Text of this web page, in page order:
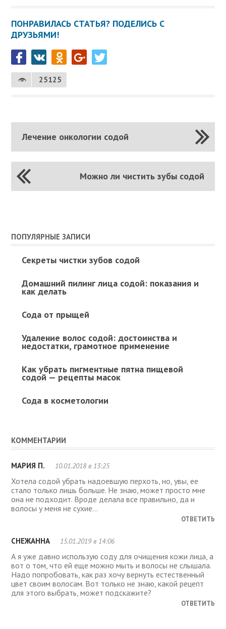
ПОНРАВИЛАСЬ СТАТЬЯ? ПОДЕЛИСЬ С
ДРУЗЬЯМИ!
25125
Лечение онкологии содой
Можно ли чистить зубы содой
ПОПУЛЯРНЫЕ ЗАПИСИ
Секреты чистки зубов содой
Домашний пилинг лица содой: показания и
как делать
Сода от прыщей
Удаление волос содой: достоинства и
недостатки, грамотное применение
Как убрать пигментные пятна пищевой
содой — рецепты масок
Сода в косметологии
КОММЕНТАРИИ
МАРИЯ П. 10.01.2018 в 13:25
Хотела содой убрать надоевшую перхоть, но, увы, ее
стало только лишь больше. Не знаю, может просто мне
она не подходит. Вроде делала все правильно, да и
волосы у меня не сухие…
ОТВЕТИТЬ
СНЕЖАННА 15.01.2019 в 14:06
А я уже давно использую соду для очищения кожи лица, а
вот о том, что ей еще можно мыть и волосы не слышала.
Надо попробовать, как раз хочу вернуть естественный
цвет своим волосам. Вот только не знаю, какой рецепт
для этого выбрать, может подскажите?
ОТВЕТИТЬ